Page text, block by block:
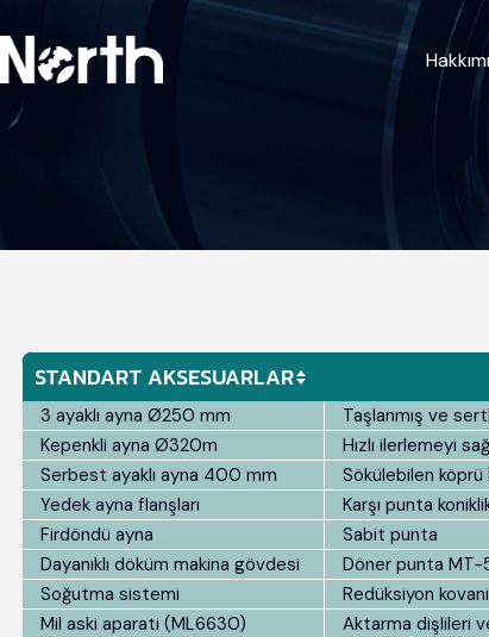
STANDART AKSESUARLAR
3 ayaklı ayna Ø250 mm
Taşlanmış ve
Kepenkli ayna Ø320m
Hızlı ilerlemeyi
Serbest ayaklı ayna 400 mm
Sökülebilen köprü
Yedek ayna flanşları
Karşı punta
Firdöndü ayna
Sabit punta
Dayanıklı döküm makina gövdesi
Döner punta MT-
Soğutma sistemi
Redüksiyon
Mil aski aparati (ML6630)
Aktarma dişlileri